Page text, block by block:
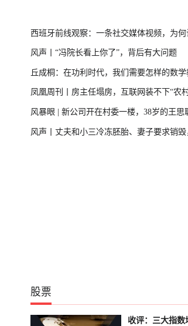
西班牙前线观察：一条社交媒体视频，为
洲？
风声丨“冯院长看上你了”，背后有大问题
丘成桐：在功利时代，我们需要怎样的数学
凤凰周刊丨房主任塌房，互联网装不下“农
风暴眼 | 新公司开在村委一楼，38岁的王思
风声丨丈夫和小三冷冻胚胎、妻子要求销毁
交流现场
年大会特别报道
股票
收评：三大指数